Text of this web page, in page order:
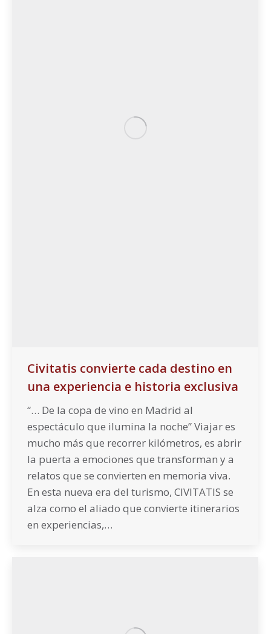
Civitatis convierte cada destino en
una experiencia e historia exclusiva
“… De la copa de vino en Madrid al
espectáculo que ilumina la noche” Viajar es
mucho más que recorrer kilómetros, es abrir
la puerta a emociones que transforman y a
relatos que se convierten en memoria viva.
En esta nueva era del turismo, CIVITATIS se
alza como el aliado que convierte itinerarios
en experiencias,…